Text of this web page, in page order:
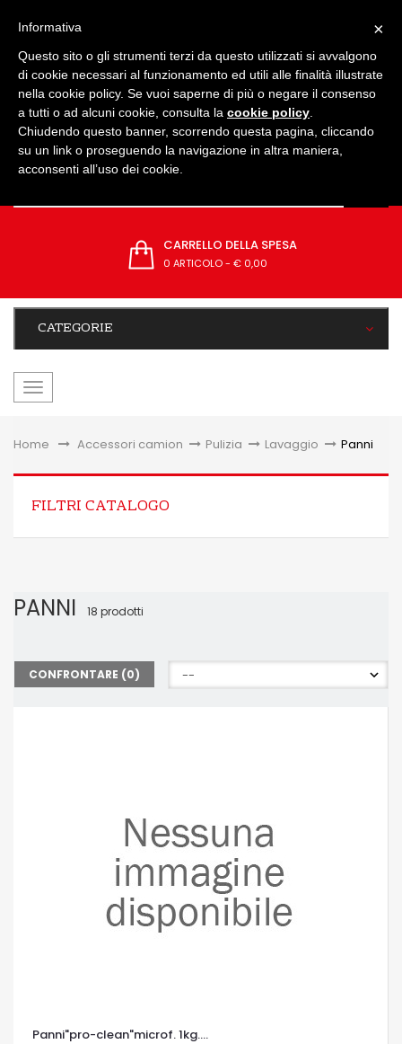
CARRELLO DELLA SPESA
0 ARTICOLO- € 0,00
CATEGORIE
navigazione
Home &gt;Accessori camion > Pulizia > Lavaggio > Panni
FILTRI CATALOGO
PANNI 18 prodotti
CONFRONTARE (0)
Panni"pro-clean"microf. 1kg....
×
Informativa
Questo sito o gli strumenti terzi da questo utilizzati si avvalgono
di cookie necessari al funzionamento ed utili alle finalità illustrate
nella cookie policy. Se vuoi saperne di più o negare il consenso
a tutti o ad alcuni cookie, consulta la cookie policy
Chiudendo questo banner, scorrendo questa pagina, cliccando
su un link o proseguendo la navigazione in altra maniera,
acconsenti all’uso dei cookie.